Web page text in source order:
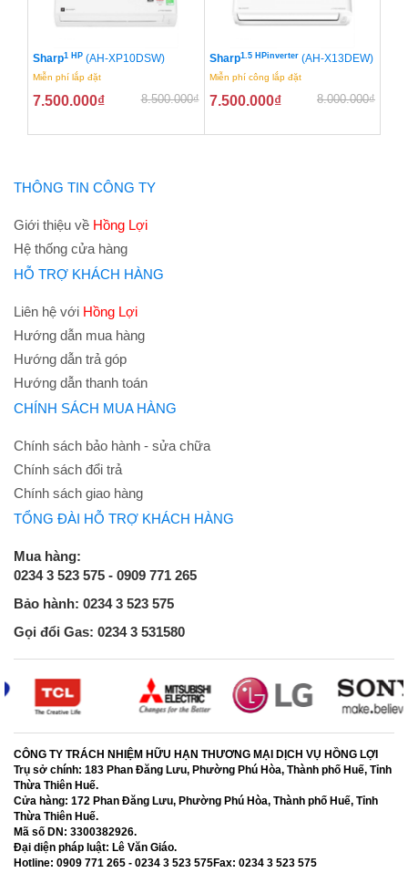
Sharp1 HP (AH-XP10DSW)
Miễn phí lắp đặt
7.500.000₫ 8.500.000₫
Sharp1.5 HPinverter (AH-X13DEW)
Miễn phí công lắp đặt
7.500.000₫ 8.000.000₫
THÔNG TIN CÔNG TY
Giới thiệu về Hồng Lợi
Hệ thống cửa hàng
HỖ TRỢ KHÁCH HÀNG
Liên hệ với Hồng Lợi
Hướng dẫn mua hàng
Hướng dẫn trả góp
Hướng dẫn thanh toán
CHÍNH SÁCH MUA HÀNG
Chính sách bảo hành - sửa chữa
Chính sách đổi trả
Chính sách giao hàng
TỔNG ĐÀI HỖ TRỢ KHÁCH HÀNG
Mua hàng:
0234 3 523 575 - 0909 771 265
Bảo hành: 0234 3 523 575
Gọi đổi Gas: 0234 3 531580
CÔNG TY TRÁCH NHIỆM HỮU HẠN THƯƠNG MẠI DỊCH VỤ HỒNG LỢI
Trụ sở chính: 183 Phan Đăng Lưu, Phường Phú Hòa, Thành phố Huế, Tỉnh
Thừa Thiên Huế.
Cửa hàng: 172 Phan Đăng Lưu, Phường Phú Hòa, Thành phố Huế, Tỉnh
Thừa Thiên Huế.
Mã số DN: 3300382926.
Đại diện pháp luật: Lê Văn Giáo.
Hotline: 0909 771 265 - 0234 3 523 575Fax: 0234 3 523 575